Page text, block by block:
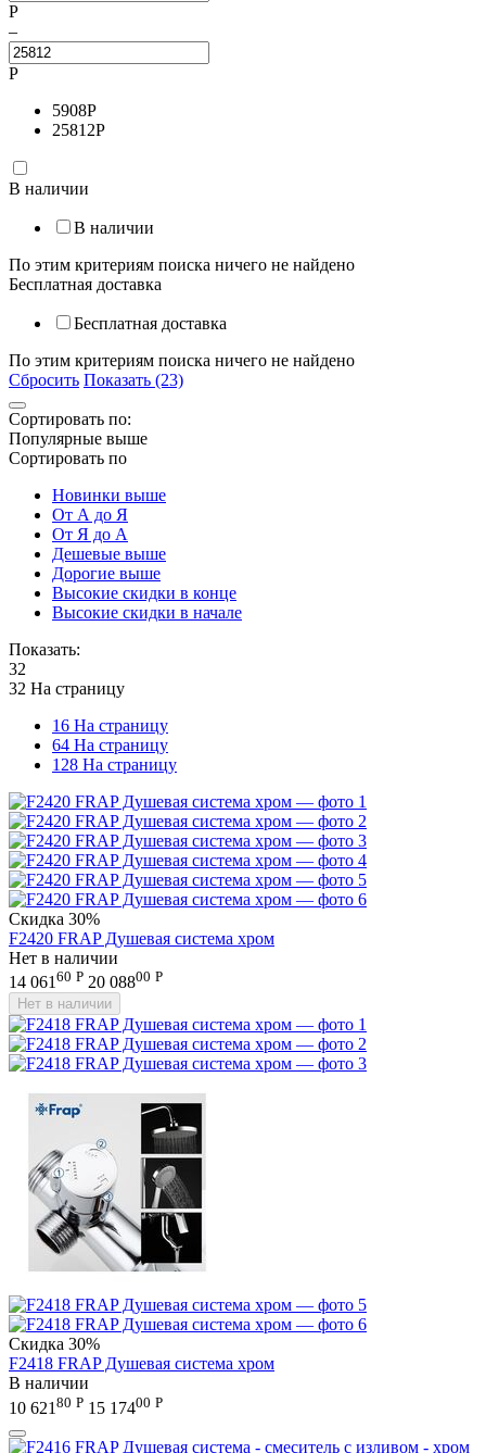
Р
–
Р
5908Р
25812Р
В наличии
В наличии
По этим критериям поиска ничего не найдено
Бесплатная доставка
Бесплатная доставка
По этим критериям поиска ничего не найдено
Сбросить Показать (23)
Сортировать по:
Популярные выше
Сортировать по
Новинки выше
От А до Я
От Я до А
Дешевые выше
Дорогие выше
Высокие скидки в конце
Высокие скидки в начале
Показать:
32
32 На страницу
16 На страницу
64 На страницу
128 На страницу
Скидка 30%
F2420 FRAP Душевая система хром
Нет в наличии
14 061 60 Р 20 08800 Р
Нет в наличии
Скидка 30%
F2418 FRAP Душевая система хром
В наличии
10 621 80 Р 15 17400 Р